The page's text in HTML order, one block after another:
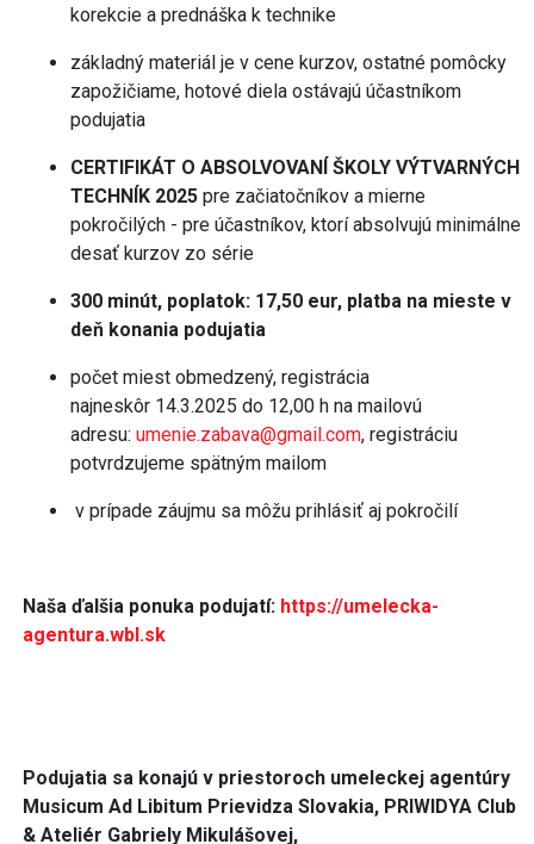
korekcie a prednáška k technike
základný materiál je v cene kurzov, ostatné pomôcky
zapožičiame, hotové diela ostávajú účastníkom
podujatia
CERTIFIKÁT O ABSOLVOVANÍ ŠKOLY VÝTVARNÝCH
TECHNÍK 2025 pre začiatočníkov a mierne
pokročilých - pre účastníkov, ktorí absolvujú minimálne
desať kurzov zo série
300 minút, poplatok: 17,50 eur, platba na mieste v
deň konania podujatia
počet miest obmedzený, registrácia
najneskôr 14.3.2025 do 12,00 h na mailovú
adresu: umenie.zabava@gmail.com, registráciu
potvrdzujeme spätným mailom
v prípade záujmu sa môžu prihlásiť aj pokročilí
Naša ďalšia ponuka podujatí: https://umelecka-
agentura.wbl.sk
Podujatia sa konajú v priestoroch umeleckej agentúry
Musicum Ad Libitum Prievidza Slovakia, PRIWIDYA Club
& Ateliér Gabriely Mikulášovej,